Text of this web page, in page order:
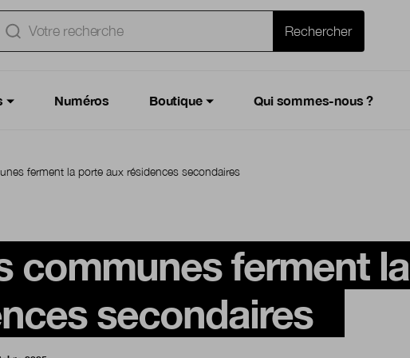
Numéros Boutique Qui sommes-nous ?
ferment la porte aux résidences secondaires
communes ferment
secondaires